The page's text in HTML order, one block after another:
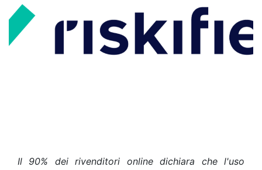
Il 90% dei rivenditori online dichiara che l'uso